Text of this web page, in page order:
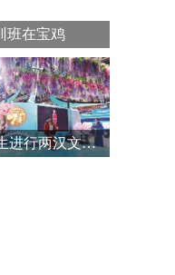
班在宝鸡
江苏学生进行两汉文化展示